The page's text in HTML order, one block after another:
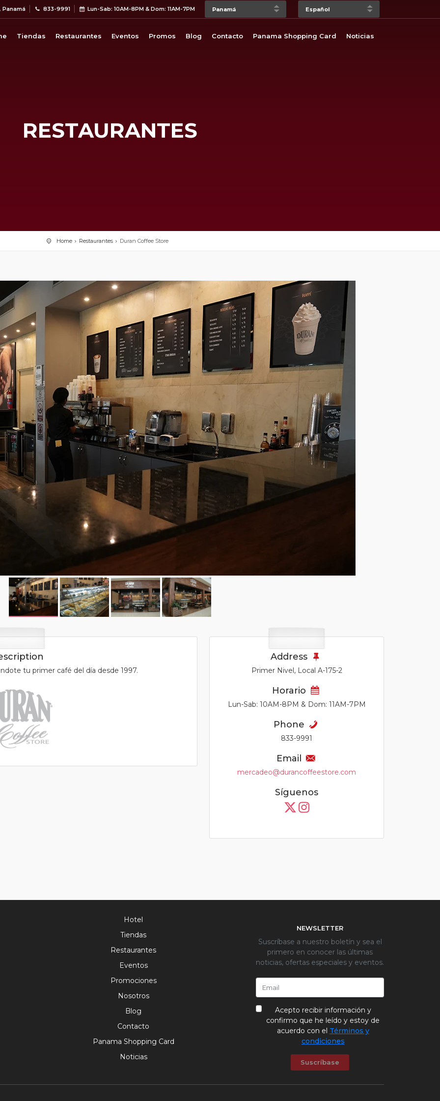
Panamá 833-9991 Lun-Sab: 10AM-8PM & Dom: 11AM-7PM
Tiendas Restaurantes Eventos Promos Blog Contacto Panama Shopping Card Noticias
RESTAURANTES
Home Restaurantes Duran Coffee Store
tu primer café del día desde 1997.
Address
Primer Nivel, Local A-175-2
Horario
Lun-Sab: 10AM-8PM & Dom: 11AM-7PM
Phone
833-9991
Email
mercadeo@durancoffeestore.com
Síguenos
Hotel
Tiendas
Restaurantes
Eventos
Promociones
Nosotros
Blog
Contacto
Panama Shopping Card
Noticias
NEWSLETTER
Suscríbase a nuestro boletín y sea el
primero en conocer las últimas
noticias, ofertas especiales y eventos.
Acepto recibir información y
confirmo que he leído y estoy de
acuerdo con el Términos y
condiciones
Suscríbase